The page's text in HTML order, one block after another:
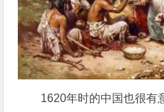
1620年时的中国也很有